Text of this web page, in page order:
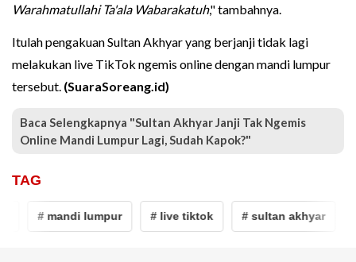
Warahmatullahi Ta'ala Wabarakatuh," tambahnya.
Itulah pengakuan Sultan Akhyar yang berjanji tidak lagi
melakukan live TikTok ngemis online dengan mandi lumpur
tersebut. (SuaraSoreang.id)
Baca Selengkapnya "Sultan Akhyar Janji Tak Ngemis
Online Mandi Lumpur Lagi, Sudah Kapok?"
TAG
# mandi lumpur # live tiktok # sultan akhyar